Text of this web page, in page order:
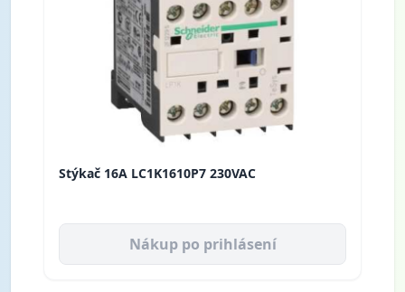
Stýkač 16A LC1K1610P7 230VAC
Nákup po prihlásení